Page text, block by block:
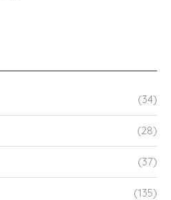
(34)
(28)
(37)
(135)